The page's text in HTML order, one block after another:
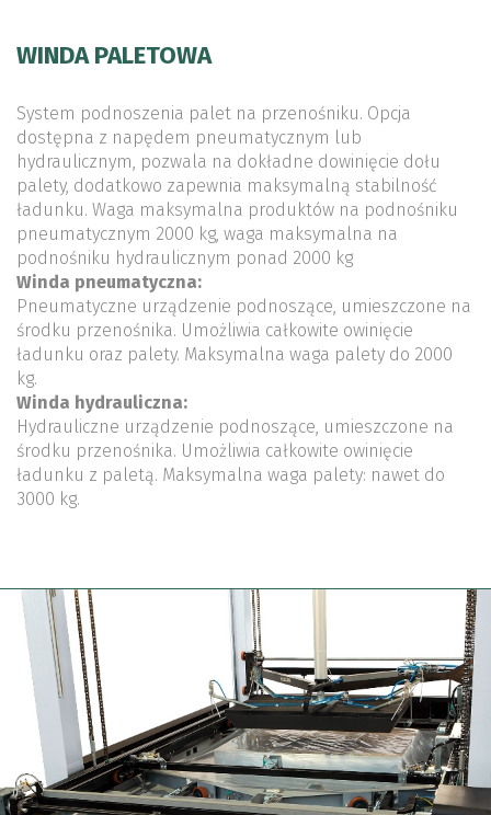
WINDA PALETOWA
System podnoszenia palet na przenośniku. Opcja
dostępna z napędem pneumatycznym lub
hydraulicznym, pozwala na dokładne dowinięcie dołu
palety, dodatkowo zapewnia maksymalną stabilność
ładunku. Waga maksymalna produktów na podnośniku
pneumatycznym 2000 kg, waga maksymalna na
podnośniku hydraulicznym ponad 2000 kg
Winda pneumatyczna:
Pneumatyczne urządzenie podnoszące, umieszczone na
środku przenośnika. Umożliwia całkowite owinięcie
ładunku oraz palety. Maksymalna waga palety do 2000
kg.
Winda hydrauliczna:
Hydrauliczne urządzenie podnoszące, umieszczone na
środku przenośnika. Umożliwia całkowite owinięcie
ładunku z paletą. Maksymalna waga palety: nawet do
3000 kg.